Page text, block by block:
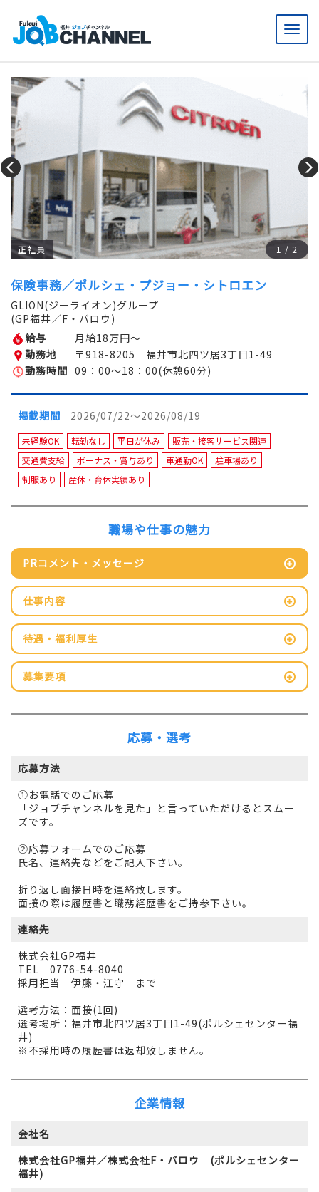
メ
ニ
1 / 2
正社員
保険事務／ポルシェ・プジョー・シトロエン
GLION(ジーライオン)グループ
(GP福井／F・バロウ)
給与
月給18万円～
勤務地
〒918-8205 福井市北四ツ居3丁目1-49
勤務時間 09：00～18：00(休憩60分)
掲載期間 2026/07/22～2026/08/19
未経験OK 転勤なし 平日が休み
販売・接客サービス関連
交通費支給
ボーナス・賞与あり 車通勤OK
駐車場あり
制服あり
産休・育休実績あり
職場や仕事の魅力
PRコメント・メッセージ
仕事内容
待遇・福利厚生
募集要項
応募・選考
応募方法
①お電話でのご応募
「ジョブチャンネルを見た」と言っていただけるとスムー
ズです。
②応募フォームでのご応募
氏名、連絡先などをご記入下さい。
折り返し面接日時を連絡致します。
面接の際は履歴書と職務経歴書をご持参下さい。
連絡先
株式会社GP福井
TEL 0776-54-8040
採用担当 伊藤・江守 まで
選考方法：面接(1回)
選考場所：福井市北四ツ居3丁目1-49(ポルシェセンター福
井)
※不採用時の履歴書は返却致しません。
企業情報
会社名
株式会社GP福井／株式会社F・バロウ (ポルシェセンター
福井)